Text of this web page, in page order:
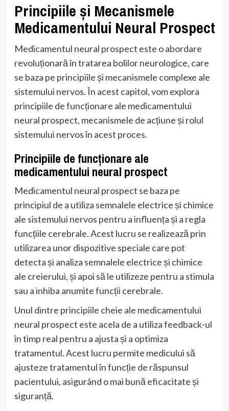
Principiile și Mecanismele
Medicamentului Neural Prospect
Medicamentul neural prospect este o abordare
revoluționară în tratarea bolilor neurologice, care
se baza pe principiile și mecanismele complexe ale
sistemului nervos. În acest capitol, vom explora
principiile de funcționare ale medicamentului
neural prospect, mecanismele de acțiune și rolul
sistemului nervos în acest proces.
Principiile de funcționare ale
medicamentului neural prospect
Medicamentul neural prospect se baza pe
principiul de a utiliza semnalele electrice și chimice
ale sistemului nervos pentru a influența și a regla
funcțiile cerebrale. Acest lucru se realizează prin
utilizarea unor dispozitive speciale care pot
detecta și analiza semnalele electrice și chimice
ale creierului, și apoi să le utilizeze pentru a stimula
sau a inhiba anumite funcții cerebrale.
Unul dintre principiile cheie ale medicamentului
neural prospect este acela de a utiliza feedback-ul
în timp real pentru a ajusta și a optimiza
tratamentul. Acest lucru permite medicului să
ajusteze tratamentul în funcție de răspunsul
pacientului, asigurând o mai bună eficacitate și
siguranță.